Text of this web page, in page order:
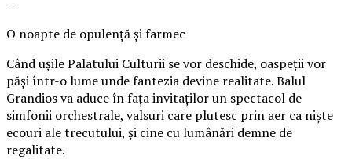
–
O noapte de opulență și farmec
Când ușile Palatului Culturii se vor deschide, oaspeții vor
păși într-o lume unde fantezia devine realitate. Balul
Grandios va aduce în fața invitaților un spectacol de
simfonii orchestrale, valsuri care plutesc prin aer ca niște
ecouri ale trecutului, și cine cu lumânări demne de
regalitate.